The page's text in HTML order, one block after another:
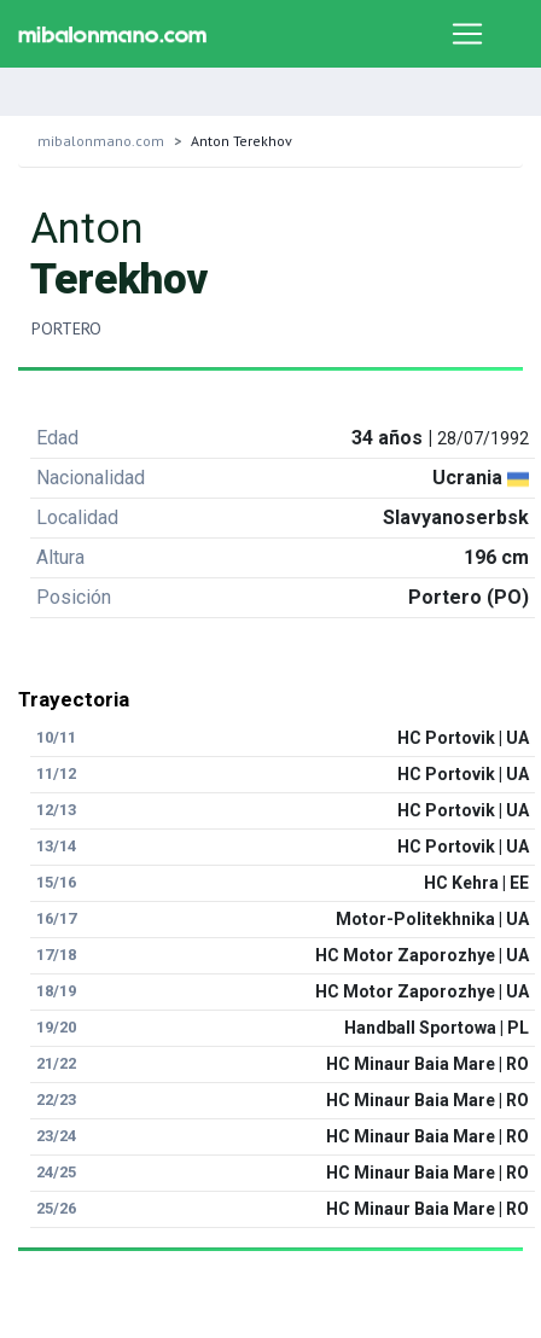
mibalonmano.com Anton Terekhov
Anton
Terekhov
PORTERO
Edad 34 años |28/07/1992
Nacionalidad
Ucrania
Localidad
Slavyanoserbsk
Altura
196 cm
Posición
Portero (PO)
Trayectoria
10/11 HC Portovik | UA
11/12 HC Portovik | UA
12/13 HC Portovik | UA
13/14 HC Portovik | UA
15/16 HC Kehra | EE
16/17 Motor-Politekhnika | UA
17/18 HC Motor Zaporozhye | UA
18/19 HC Motor Zaporozhye | UA
19/20 Handball Sportowa | PL
21/22 HC Minaur Baia Mare | RO
22/23 HC Minaur Baia Mare | RO
23/24 HC Minaur Baia Mare | RO
24/25 HC Minaur Baia Mare | RO
25/26 HC Minaur Baia Mare | RO